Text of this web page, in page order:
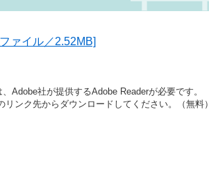
ァイル／2.52MB]
Adobe社が提供するAdobe Readerが必要です。
ンク先からダウンロードしてください。（無料）